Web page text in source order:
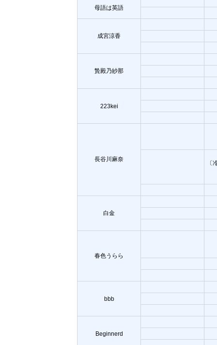
母語は英語
成宮涼香
贄殿乃紗那
223kei
長谷川麻奈
〔
白金
春色うらら
bbb
Beginnerd